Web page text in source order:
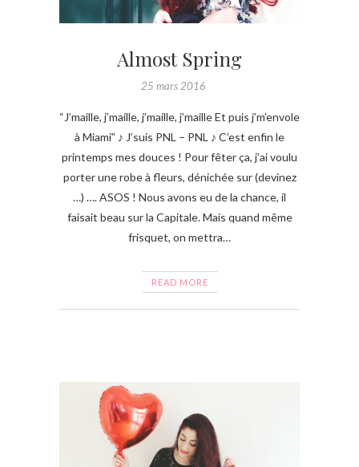
Almost Spring
25 mars 2016
“J’maille, j’maille, j’maille, j’maille Et puis j’m’envole
à Miami” ♪ J’suis PNL – PNL ♪ C’est enfin le
printemps mes douces ! Pour fêter ça, j’ai voulu
porter une robe à fleurs, dénichée sur (devinez
…) …. ASOS ! Nous avons eu de la chance, il
faisait beau sur la Capitale. Mais quand même
frisquet, on mettra…
READ MORE